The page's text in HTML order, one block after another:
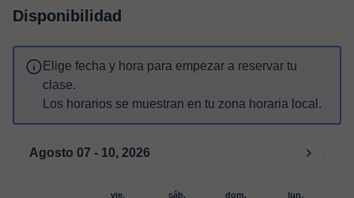
Disponibilidad
Elige fecha y hora para empezar a reservar tu
clase.
Los horarios se muestran en tu zona horaria local.
Agosto 07 - 10, 2026
vie.
sáb.
dom.
lun.